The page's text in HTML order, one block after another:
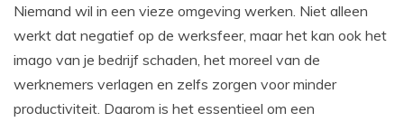
Niemand wil in een vieze omgeving werken. Niet alleen
werkt dat negatief op de werksfeer, maar het kan ook het
imago van je bedrijf schaden, het moreel van de
werknemers verlagen en zelfs zorgen voor minder
productiviteit. Daarom is het essentieel om een ​​